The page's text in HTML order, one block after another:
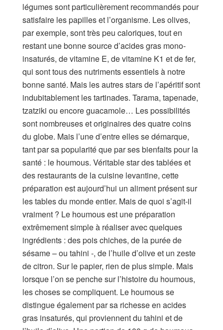
légumes sont particulièrement recommandés pour
satisfaire les papilles et l’organisme. Les olives,
par exemple, sont très peu caloriques, tout en
restant une bonne source d’acides gras mono-
insaturés, de vitamine E, de vitamine K1 et de fer,
qui sont tous des nutriments essentiels à notre
bonne santé. Mais les autres stars de l’apéritif sont
indubitablement les tartinades. Tarama, tapenade,
tzatziki ou encore guacamole… Les possibilités
sont nombreuses et originaires des quatre coins
du globe. Mais l’une d’entre elles se démarque,
tant par sa popularité que par ses bienfaits pour la
santé : le houmous. Véritable star des tablées et
des restaurants de la cuisine levantine, cette
préparation est aujourd’hui un aliment présent sur
les tables du monde entier. Mais de quoi s’agit-il
vraiment ? Le houmous est une préparation
extrêmement simple à réaliser avec quelques
ingrédients : des pois chiches, de la purée de
sésame – ou tahini -, de l’huile d’olive et un zeste
de citron. Sur le papier, rien de plus simple. Mais
lorsque l’on se penche sur l’histoire du houmous,
les choses se compliquent. Le houmous se
distingue également par sa richesse en acides
gras insaturés, qui proviennent du tahini et de